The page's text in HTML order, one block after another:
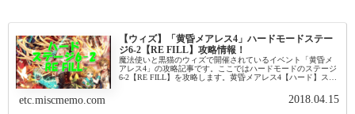
【ウィズ】「黄昏メアレス4」ハードモードステー
ジ6-2【RE FILL】攻略情報！
魔法使いと黒猫のウィズで開催されているイベント「黄昏メ
アレス4」の攻略記事です。ここではハードモードのステージ
6-2【RE FILL】を攻略します。黄昏メアレス4【ハード】ステ
etc.miscmemo.com 2018.04.15